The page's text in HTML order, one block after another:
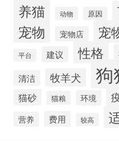
养猫 动物 原因
宠物 宠物店 宠
平台 建议 性格
清洁 牧羊犬 狗
猫砂 猫粮 环境
营养 费用 较高